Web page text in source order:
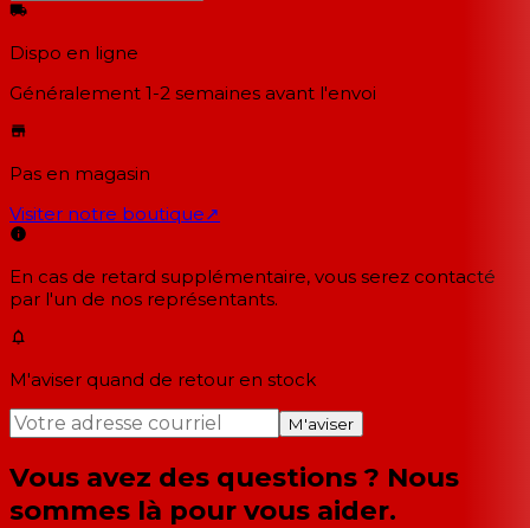
Dispo en ligne
Généralement 1-2 semaines avant l'envoi
Pas en magasin
Visiter notre boutique↗
En cas de retard supplémentaire, vous serez contacté
par l'un de nos représentants.
M'aviser quand de retour en stock
M'aviser
Vous avez des questions ? Nous
sommes là pour vous aider.